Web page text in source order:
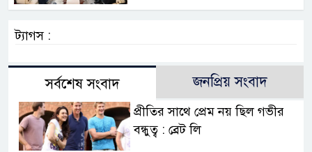
ট্যাগস :
সর্বশেষ সংবাদ জনপ্রিয় সংবাদ
প্রীতির সাথে প্রেম নয় ছিল গভীর
বন্ধুত্ব : ব্রেট লি